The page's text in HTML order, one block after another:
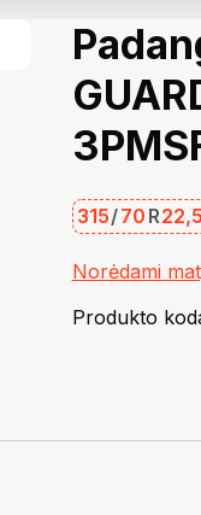
315/70 R22,5
Norėdami
Produkto